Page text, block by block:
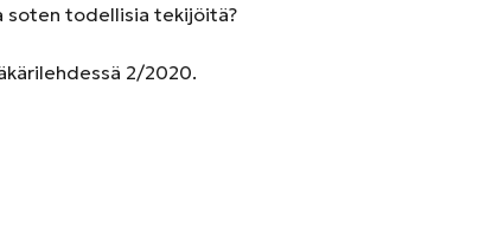
soten todellisia tekijöitä?
2/2020.